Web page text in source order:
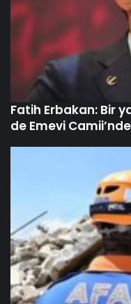
Fatih Erbakan: Bir
de Emevi